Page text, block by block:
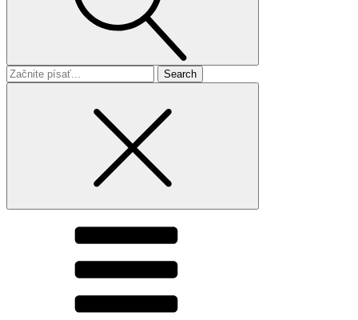
Search
for